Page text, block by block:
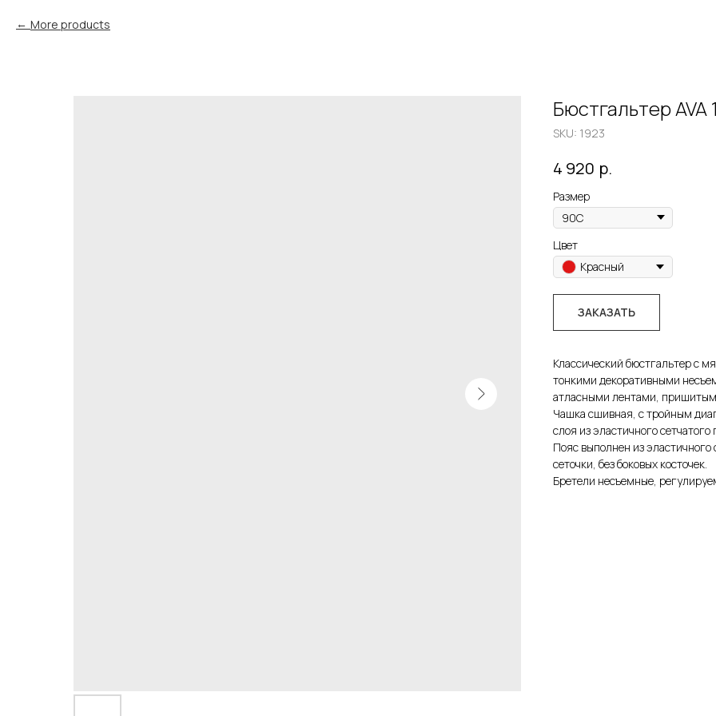
More products
Бюстгальтер AVA
SKU: 1923
4 920 р.
Размер
Цвет
Красный
ЗАКАЗАТЬ
Классический бюстгальтер с
тонкими декоративными
атласными лентами,
Чашка сшивная, с тройным
слоя из эластичного
Пояс выполнен из
сеточки, без боковых косточек.
Бретели несъемные,